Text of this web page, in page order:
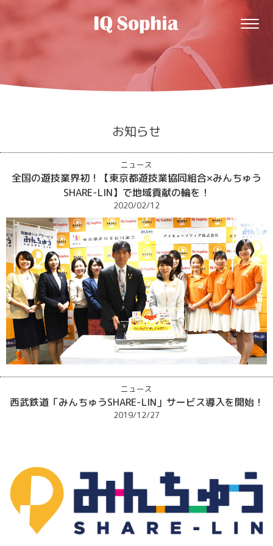
お知らせ
ニュース
全国の遊技業界初！【東京都遊技業協同組合×みんちゅう
SHARE-LIN】で地域貢献の輪を！
2020/02/12
ニュース
西武鉄道「みんちゅうSHARE-LIN」サービス導入を開始！
2019/12/27